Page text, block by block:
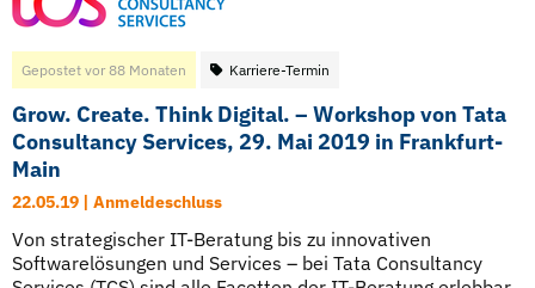
Gepostet vor 88 Monaten Karriere-Termin
Grow. Create. Think Digital. – Workshop von Tata
Consultancy Services, 29. Mai 2019 in Frankfurt-
Main
22.05.19 | Anmeldeschluss
Von strategischer IT-Beratung bis zu innovativen
Softwarelösungen und Services – bei Tata Consultancy